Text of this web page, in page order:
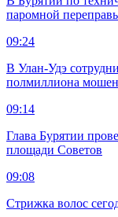
паромной
09:24
В Улан-Удэ
полмиллиона
09:14
Глава Бурятии
площади Советов
09:08
Стрижка волос